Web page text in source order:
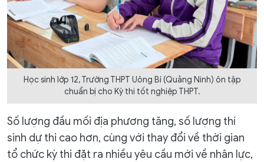
Học sinh lớp 12, Trường THPT Uông Bí (Quảng Ninh) ôn tập
chuẩn bị cho Kỳ thi tốt nghiệp THPT.
Số lượng đầu mối địa phương tăng, số lượng thí
sinh dự thi cao hơn, cùng với thay đổi về thời gian
tổ chức kỳ thi đặt ra nhiều yêu cầu mới về nhân lực,